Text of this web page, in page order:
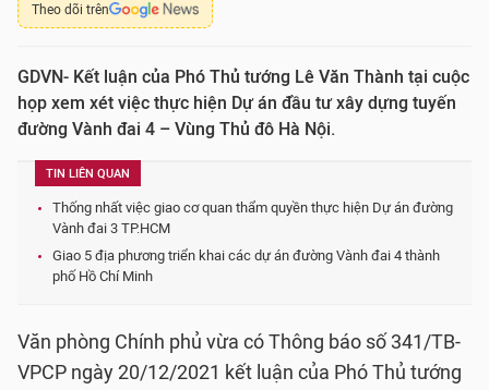
Theo dõi trên
GDVN- Kết luận của Phó Thủ tướng Lê Văn Thành tại cuộc
họp xem xét việc thực hiện Dự án đầu tư xây dựng tuyến
đường Vành đai 4 – Vùng Thủ đô Hà Nội.
TIN LIÊN QUAN
Thống nhất việc giao cơ quan thẩm quyền thực hiện Dự án đường
Vành đai 3 TP.HCM
Giao 5 địa phương triển khai các dự án đường Vành đai 4 thành
phố Hồ Chí Minh
Văn phòng Chính phủ vừa có Thông báo số 341/TB-
VPCP ngày 20/12/2021 kết luận của Phó Thủ tướng